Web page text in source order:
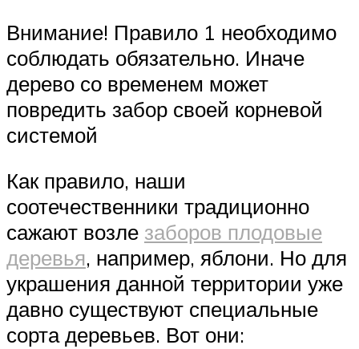
Внимание! Правило 1 необходимо
соблюдать обязательно. Иначе
дерево со временем может
повредить забор своей корневой
системой
Как правило, наши
соотечественники традиционно
сажают возле заборов плодовые
деревья, например, яблони. Но для
украшения данной территории уже
давно существуют специальные
сорта деревьев. Вот они: